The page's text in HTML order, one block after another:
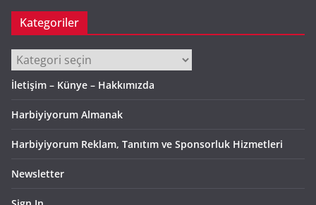
Kategoriler
Kategoriler
İletişim – Künye – Hakkımızda
Harbiyiyorum Almanak
Harbiyiyorum Reklam, Tanıtım ve Sponsorluk Hizmetleri
Newsletter